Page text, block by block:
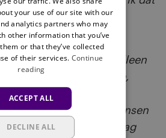
winnaar:“Een
gevierd worden, alleen
Ik doe ook graag mee,
Als ik zie hoe de
roots zingen en dansen
… Ik kijk er graag
your use of our site with our
analytics partners who may
other information that you’ve
or that they’ve collected
of their services. Continue
reading
ACCEPT ALL
DECLINE ALL